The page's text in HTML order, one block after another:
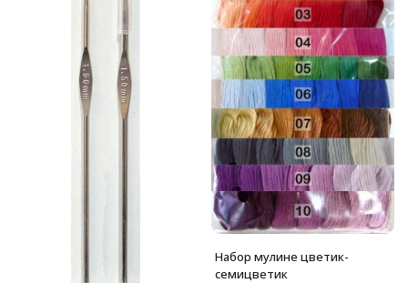
Набор мулине цветик-
семицветик